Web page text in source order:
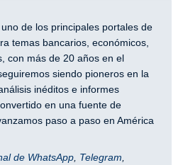
de los principales portales de
temas bancarios, económicos,
con más de 20 años en el
siendo pioneros en la
inéditos e informes
en una fuente de
paso a paso en América
de WhatsApp, Telegram,